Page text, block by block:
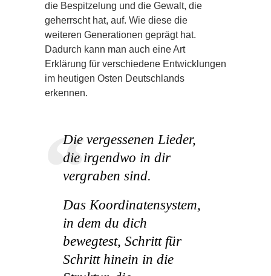
die Bespitzelung und die Gewalt, die
geherrscht hat, auf. Wie diese die
weiteren Generationen geprägt hat.
Dadurch kann man auch eine Art
Erklärung für verschiedene Entwicklungen
im heutigen Osten Deutschlands
erkennen.
Die vergessenen Lieder,
die irgendwo in dir
vergraben sind.
Das Koordinatensystem,
in dem du dich
bewegtest, Schritt für
Schritt hinein in die